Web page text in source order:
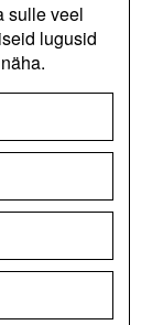
sulle veel
lugusid